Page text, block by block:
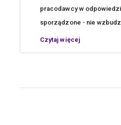
pracodawcy w
sporządzone - nie
Czytaj więcej